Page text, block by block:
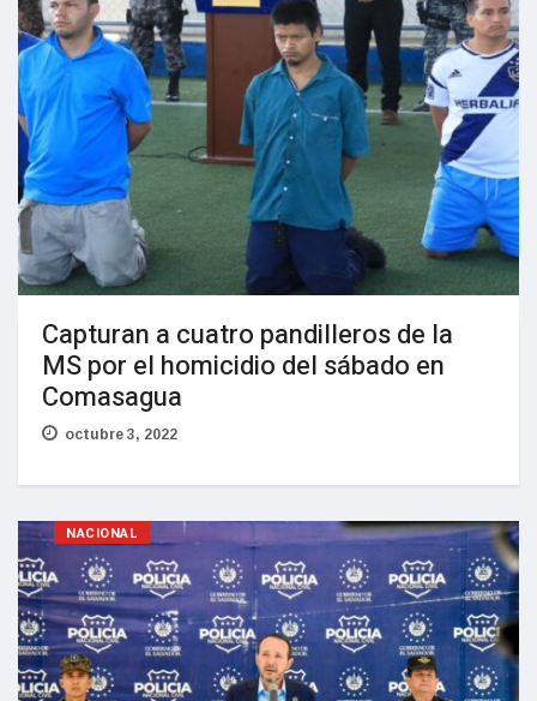
Capturan a cuatro pandilleros de la
MS por el homicidio del sábado en
Comasagua
octubre 3, 2022
NACIONAL